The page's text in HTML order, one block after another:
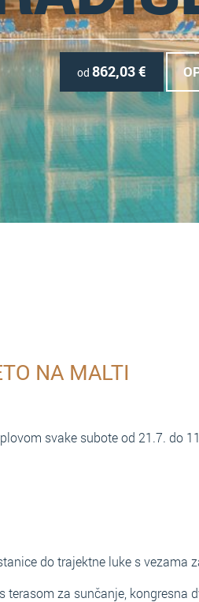
od 862,03€
NA MALTI
svake subote od 21.7. do
do trajektne luke s vezama
terasom za sunčanje, kongresna